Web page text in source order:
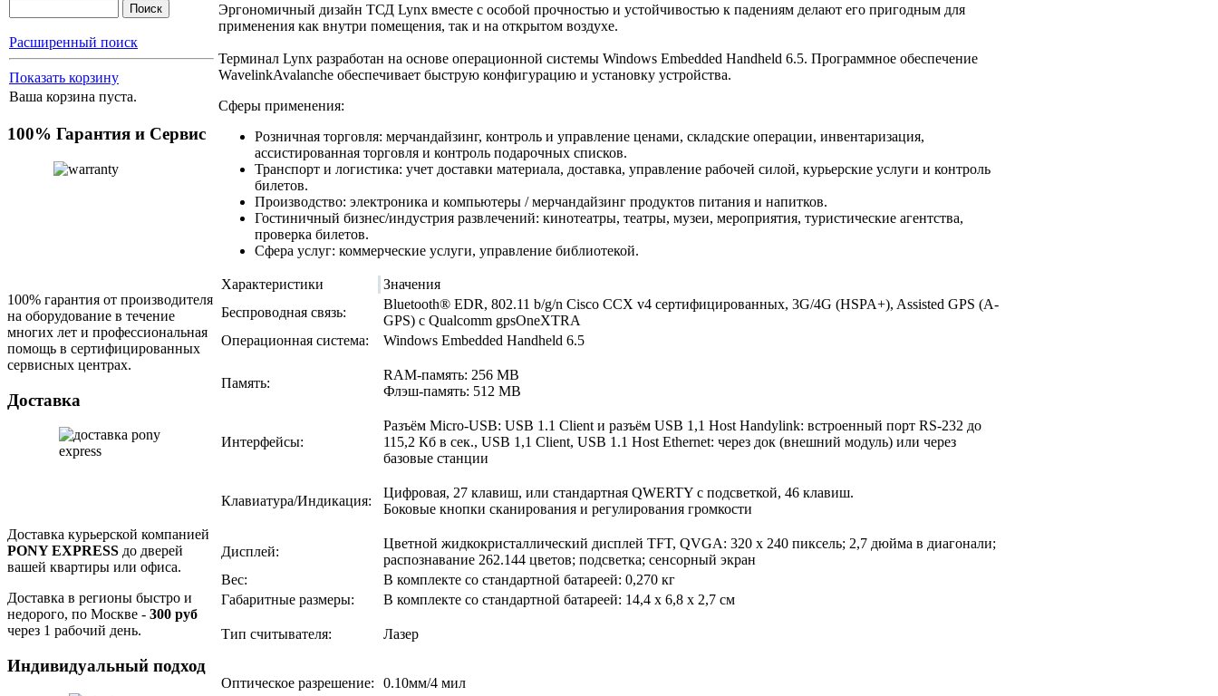
Эргономичный дизайн ТСД Lynx вместе с особой прочностью и устойчивостью к падениям делают его пригодным для
применения как внутри помещения, так и на открытом воздухе.
Терминал Lynx разработан на основе операционной системы Windows Embedded Handheld 6.5. Программное обеспечение
WavelinkAvalanche обеспечивает быструю конфигурацию и установку устройства.
Сферы применения:
Розничная торговля: мерчандайзинг, контроль и управление ценами, складские операции, инвентаризация,
ассистированная торговля и контроль подарочных списков.
Транспорт и логистика: учет доставки материала, доставка, управление рабочей силой, курьерские услуги и контроль
билетов.
Производство: электроника и компьютеры / мерчандайзинг продуктов питания и напитков.
Гостиничный бизнес/индустрия развлечений: кинотеатры, театры, музеи, мероприятия, туристические агентства,
проверка билетов.
Сфера услуг: коммерческие услуги, управление библиотекой.
Характеристики
Значения
Беспроводная связь:
Bluetooth® EDR, 802.11 b/g/n Cisco CCX v4 сертифицированных, 3G/4G (HSPA+), Assisted GPS (A-
GPS) с Qualcomm gpsOneXTRA
Операционная система:
Windows Embedded Handheld 6.5
Память:
RAM-память: 256 MB
Флэш-память: 512 MB
Интерфейсы:
Разъём Micro-USB: USB 1.1 Client и разъём USB 1,1 Host Handylink: встроенный порт RS-232 до
115,2 Кб в сек., USB 1,1 Client, USB 1.1 Host Ethernet: через док (внешний модуль) или через
базовые станции
Клавиатура/Индикация:
Цифровая, 27 клавиш, или стандартная QWERTY с подсветкой, 46 клавиш.
Боковые кнопки сканирования и регулирования громкости
Дисплей:
Цветной жидкокристаллический дисплей TFT, QVGA: 320 x 240 пиксель; 2,7 дюйма в диагонали;
распознавание 262.144 цветов; подсветка; сенсорный экран
Вес:
В комплекте со стандартной батареей: 0,270 кг
Габаритные размеры:
В комплекте со стандартной батареей: 14,4 x 6,8 x 2,7 см
Тип считывателя: Лазер
Оптическое разрешение: 0.10мм/4 мил
Расширенный поиск
Показать корзину
Ваша корзина пуста.
100% Гарантия и Сервис
100% гарантия от производителя
на оборудование в течение
многих лет и профессиональная
помощь в сертифицированных
сервисных центрах.
Доставка
Доставка курьерской компанией
PONY EXPRESS до дверей
вашей квартиры или офиса.
Доставка в регионы быстро и
недорого, по Москве - 300 руб
через 1 рабочий день.
Индивидуальный подход